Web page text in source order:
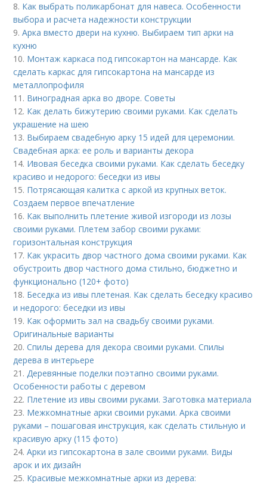
8. Как выбрать поликарбонат для навеса. Особенности
выбора и расчета надежности конструкции
9.Арка вместо двери на кухню. Выбираем тип арки на
кухню
10. Монтаж каркаса под гипсокартон на мансарде. Как
сделать каркас для гипсокартона на мансарде из
металлопрофиля
11. Виноградная арка во дворе. Советы
12. Как делать бижутерию своими руками. Как сделать
украшение на шею
13. Выбираем свадебную арку 15 идей для церемонии.
Свадебная арка: ее роль и варианты декора
14. Ивовая беседка своими руками. Как сделать беседку
красиво и недорого: беседки из ивы
15. Потрясающая калитка с аркой из крупных веток.
Создаем первое впечатление
16. Как выполнить плетение живой изгороди из лозы
своими руками. Плетем забор своими руками:
горизонтальная конструкция
17. Как украсить двор частного дома своими руками. Как
обустроить двор частного дома стильно, бюджетно и
функционально (120+ фото)
18. Беседка из ивы плетеная. Как сделать беседку красиво
и недорого: беседки из ивы
19. Как оформить зал на свадьбу своими руками.
Оригинальные варианты
20.Спилы дерева для декора своими руками. Спилы
дерева в интерьере
21.Деревянные поделки поэтапно своими руками.
Особенности работы с деревом
22. Плетение из ивы своими руками. Заготовка материала
23. Межкомнатные арки своими руками. Арка своими
руками – пошаговая инструкция, как сделать стильную и
красивую арку (115 фото)
24.Арки из гипсокартона в зале своими руками. Виды
арок и их дизайн
25. Красивые межкомнатные арки из дерева: